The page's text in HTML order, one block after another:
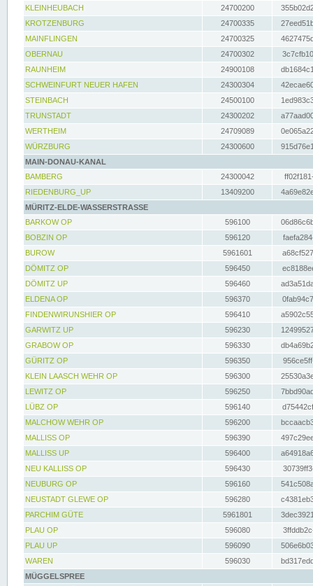
KLEINHEUBACH 24700200
KROTZENBURG
24700335
MAINFLINGEN
24700325
OBERNAU
24700302
RAUNHEIM
24900108
SCHWEINFURT NEUER HAFEN
24300304
STEINBACH
24500100
TRUNSTADT
24300202
WERTHEIM
24709089
WÜRZBURG
24300600
MAIN-DONAU-KANAL
BAMBERG
24300042
RIEDENBURG_UP
13409200
MÜRITZ-ELDE-WASSERSTRASSE
BARKOW OP
596100
BOBZIN OP
596120
BUROW
5961601
DÖMITZ OP
596450
DÖMITZ UP
596460
ELDENA OP
596370
FINDENWIRUNSHIER OP
596410
GARWITZ UP
596230
GRABOW OP
596330
GÜRITZ OP
596350
KLEIN LAASCH WEHR OP
596300
LEWITZ OP
596250
LÜBZ OP
596140
MALCHOW WEHR OP
596200
MALLISS OP
596390
MALLISS UP
596400
NEU KALLISS OP
596430
NEUBURG OP
596160
NEUSTADT GLEWE OP
596280
PARCHIM GÜTE
5961801
PLAU OP
596080
PLAU UP
596090
WAREN
596030
MÜGGELSPREE